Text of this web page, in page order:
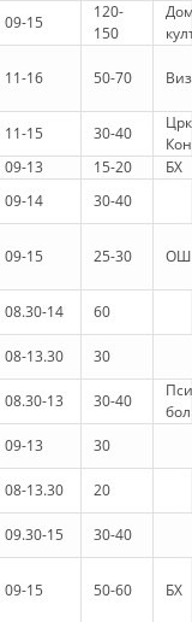
09-15
120-
150
11-16 50-70
11-15 30-40
09-13 15-20
БХ
09-14 30-40
09-15 25-30 ОШ
08.30-14 60
08-13.30 30
08.30-13 30-40
09-13 30
08-13.30 20
09.30-15 30-40
09-15 50-60 БХ